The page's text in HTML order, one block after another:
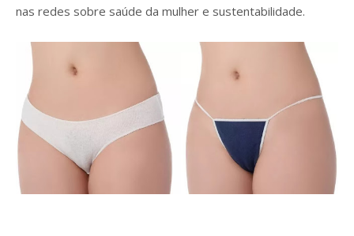
nas redes sobre saúde da mulher e sustentabilidade.